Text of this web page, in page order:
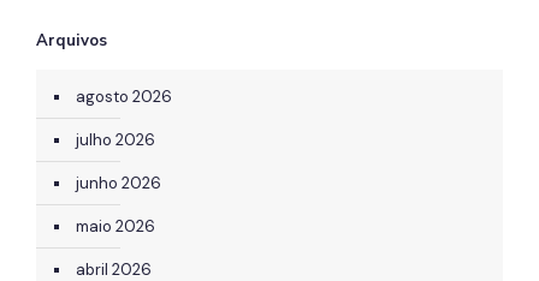
Arquivos
agosto 2026
julho 2026
junho 2026
maio 2026
abril 2026